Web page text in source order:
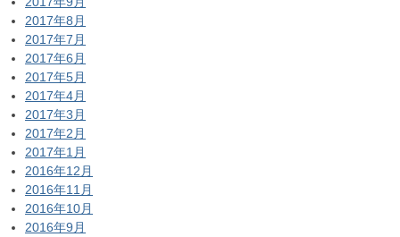
2017年8月
2017年7月
2017年6月
2017年5月
2017年4月
2017年3月
2017年2月
2017年1月
2016年12月
2016年11月
2016年10月
2016年9月